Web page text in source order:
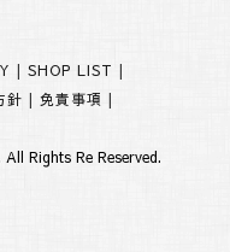
| SHOP LIST |
針 | 免責事項 |
All Rights Re Reserved.